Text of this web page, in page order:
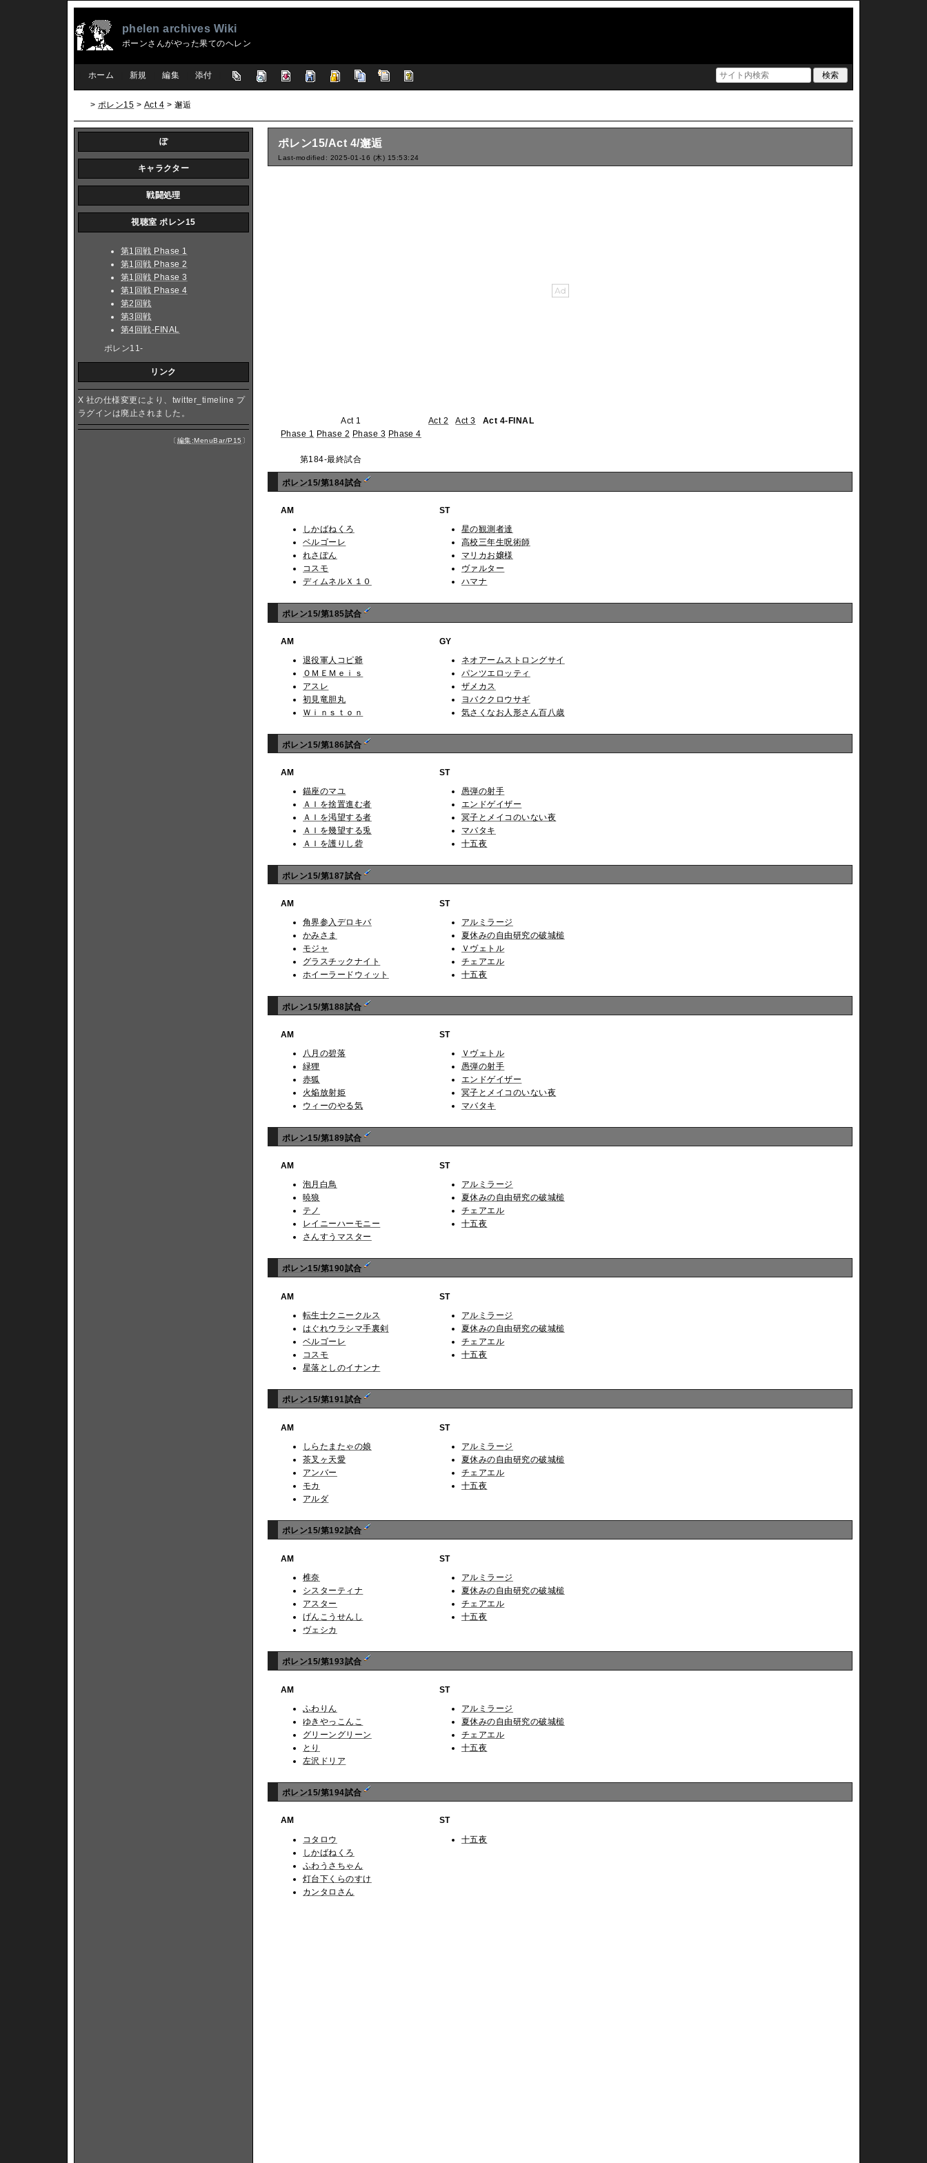
phelen archives Wiki
ポーンさんがやった果てのヘレン
ホーム 新規 編集 添付
> ポレン15 > Act 4 > 邂逅
ポレン15/Act 4/邂逅
Last-modified: 2025-01-16 (木) 15:53:24
Act 1
Phase 1 Phase 2 Phase 3 Phase 4
Act 2 Act 3 Act 4-FINAL
第184-最終試合
ポレン15/第184試合
AM
しかばねくろ
ベルゴーレ
れさぽん
コスモ
ディムネルＸ１０
ST
星の観測者達
高校三年生呪術師
マリカお嬢様
ヴァルター
ハマナ
ポレン15/第185試合
AM
退役軍人コピ爺
ＯＭＥＭｅｉｓ
アスレ
初見竜胆丸
Ｗｉｎｓｔｏｎ
GY
ネオアームストロングサイ
パンツエロッティ
ザメカス
ヨバククロウサギ
気さくなお人形さん百八歳
ポレン15/第186試合
AM
錨座のマユ
ＡＩを捨置進む者
ＡＩを渇望する者
ＡＩを幾望する兎
ＡＩを護りし砦
ST
愚弾の射手
エンドゲイザー
冥子とメイコのいない夜
マバタキ
十五夜
ポレン15/第187試合
AM
角界参入デロキバ
かみさま
モジャ
グラスチックナイト
ホイーラードウィット
ST
アルミラージ
夏休みの自由研究の破城槌
Ｖヴェトル
チェアエル
十五夜
ポレン15/第188試合
AM
八月の碧落
緑狸
赤狐
火焔放射姫
ウィーのやる気
ST
Ｖヴェトル
愚弾の射手
エンドゲイザー
冥子とメイコのいない夜
マバタキ
ポレン15/第189試合
AM
泡月白鳥
暁狼
テノ
レイニーハーモニー
さんすうマスター
ST
アルミラージ
夏休みの自由研究の破城槌
チェアエル
十五夜
ポレン15/第190試合
AM
転生士クニークルス
はぐれウラシマ手裏剣
ベルゴーレ
コスモ
星落としのイナンナ
ST
アルミラージ
夏休みの自由研究の破城槌
チェアエル
十五夜
ポレン15/第191試合
AM
しらたまたゃの娘
茶叉ヶ天愛
アンバー
モカ
アルダ
ST
アルミラージ
夏休みの自由研究の破城槌
チェアエル
十五夜
ポレン15/第192試合
AM
椎奈
シスターティナ
アスター
げんこうせんし
ヴェシカ
ST
アルミラージ
夏休みの自由研究の破城槌
チェアエル
十五夜
ポレン15/第193試合
AM
ふわりん
ゆきやっこんこ
グリーングリーン
とり
左沢ドリア
ST
アルミラージ
夏休みの自由研究の破城槌
チェアエル
十五夜
ポレン15/第194試合
AM
コタロウ
しかばねくろ
ふわうさちゃん
灯台下くらのすけ
カンタロさん
ST
十五夜
ぽ
キャラクター
戦闘処理
視聴室 ポレン15
第1回戦 Phase 1
第1回戦 Phase 2
第1回戦 Phase 3
第1回戦 Phase 4
第2回戦
第3回戦
第4回戦-FINAL
ポレン11-
リンク
X 社の仕様変更により、twitter_timeline プ
ラグインは廃止されました。
〔編集:MenuBar/P15 〕